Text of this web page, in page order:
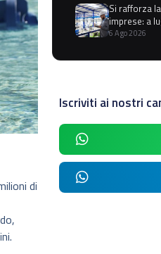
di
Si rafforza
imprese: a
6 Ago 2026
Iscriviti ai nostri